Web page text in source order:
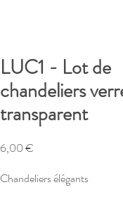
LUC1 - Lot de
chandeliers
transparent
6,00 €
Chandeliers élégants